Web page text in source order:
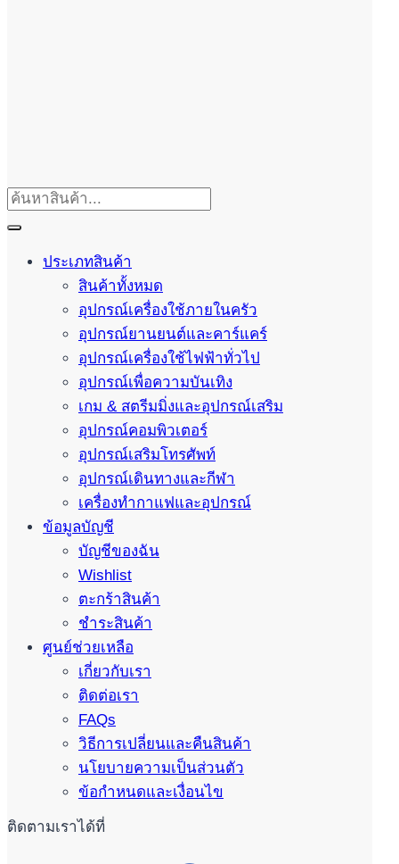
ประเภทสินค้า
สินค้าทั้งหมด
อุปกรณ์เครื่องใช้ภายในครัว
อุปกรณ์ยานยนต์และคาร์แคร์
อุปกรณ์เครื่องใช้ไฟฟ้าทั่วไป
อุปกรณ์เพื่อความบันเทิง
เกม & สตรีมมิ่งและอุปกรณ์เสริม
อุปกรณ์คอมพิวเตอร์
อุปกรณ์เสริมโทรศัพท์
อุปกรณ์เดินทางและกีฬา
เครื่องทำกาแฟและอุปกรณ์
ข้อมูลบัญชี
บัญชีของฉัน
Wishlist
ตะกร้าสินค้า
ชำระสินค้า
ศูนย์ช่วยเหลือ
เกี่ยวกับเรา
ติดต่อเรา
FAQs
วิธีการเปลี่ยนและคืนสินค้า
นโยบายความเป็นส่วนตัว
ข้อกำหนดและเงื่อนไข
ติดตามเราได้ที่